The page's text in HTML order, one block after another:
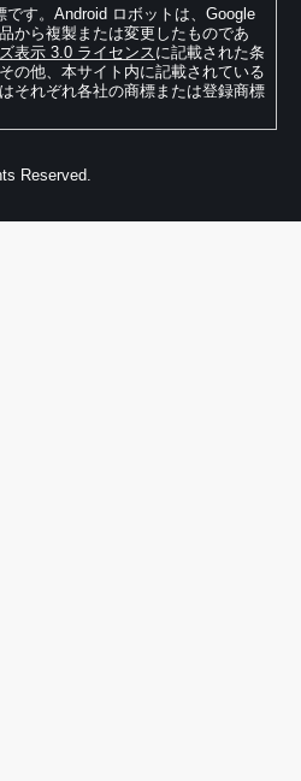
す。Android ロボットは、Google
から複製または変更したものであ
表示 3.0 ライセンスに記載された条
の他、本サイト内に記載されている
それぞれ各社の商標または登録商標
Reserved.